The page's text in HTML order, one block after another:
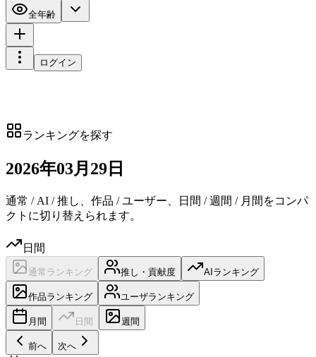
全年齢
ログイン
ランキングを探す
2026年03月 29日
通常 / AI / 推し、作品 / ユーザー、日間 / 週間 / 月間をコンパ
クトに切り替えられます。
日間
通常ランキング 推し・貢献度 AIランキング
作品ランキング ユーザランキング
月間 日間 週間
前へ 次へ